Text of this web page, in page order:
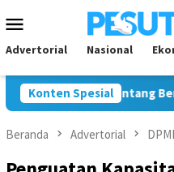
ke
kontenMobile
Advertorial Nasional
Konten Spesial
dan JMSI Bontang
Beranda Advertorial